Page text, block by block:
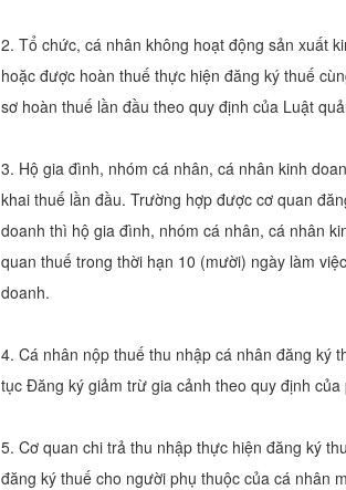
2. Tổ chức, cá nhân không hoạt động sản xuất
hoặc được hoàn thuế thực hiện đăng ký thuế
sơ hoàn thuế lần đầu theo quy định của Luật
3. Hộ gia đình, nhóm cá nhân, cá nhân kinh
khai thuế lần đầu. Trường hợp được cơ quan
doanh thì hộ gia đình, nhóm cá nhân, cá nhân
quan thuế trong thời hạn 10 (mười) ngày làm
doanh.
4. Cá nhân nộp thuế thu nhập cá nhân đăng ký
tục Đăng ký giảm trừ gia cảnh theo quy định
5. Cơ quan chi trả thu nhập thực hiện đăng ký
đăng ký thuế cho người phụ thuộc của cá nhân